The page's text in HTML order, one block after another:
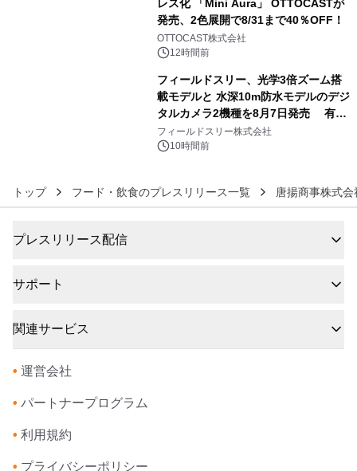
レス化 「Mini Aura」 OTTOCASTが
発売、2色展開で8/31まで40％OFF！
OTTOCAST株式会社
12時間前
フィールドスリー、光学3倍ズーム搭
載モデルと 水深10m防水モデルのデジ
タルカメラ2機種を8月7日発売 有効
約1300万画素、用途別に選べるコンデ
ジ新登場
フィールドスリー株式会社
10時間前
トップ フード・飲食のプレスリリース一覧 唐揚商事株式会
プレスリリース配信
サポート
関連サービス
• 運営会社
• パートナープログラム
• 利用規約
• プライバシーポリシー